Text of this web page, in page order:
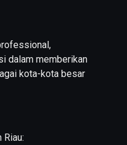
dalam memberikan
kota-kota besar
Riau: